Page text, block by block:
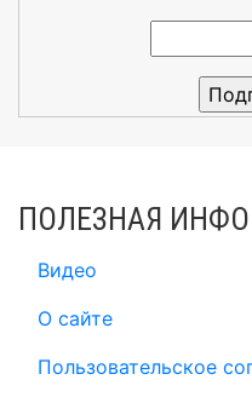
ПОЛЕЗНАЯ
Видео
О сайте
Пользовательское